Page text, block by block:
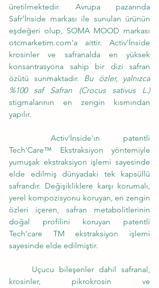
üretilmektedir. Avrupa pazarında
Safr'İnside markası ile sunulan ürünün
eşdeğeri olup, SOMA MOOD markası
otcmarketim.com'a aittir. Activ'İnside
krosinler ve safranalda en yüksek
konsantrasyona sahip bir dizi safran
özütü sunmaktadır. Bu özler, yalnızca
%100 saf Safran (Crocus sativus L.)
stigmalarının en zengin kısmından
yapılır.
Tech'Care™ Ekstraksiyon yöntemiyle
yumuşak ekstraksiyon işlemi sayesinde
elde edilmiş dünyadaki tek kapsüllü
safrandır. Değişikliklere karşı korumalı,
yerel kompozisyonu koruyan, en zengin
özleri içeren, safran metabolitlerinin
doğal profilini koruyan patentli
Tech'care TM ekstraksiyon işlemi
sayesinde elde edilmiştir.
krosinler, pikrokrosin ve